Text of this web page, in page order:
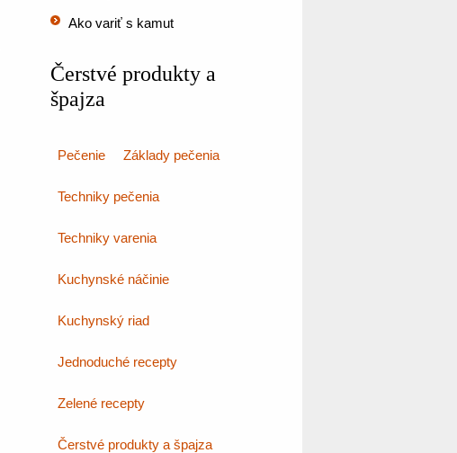
Ako variť s kamut
Čerstvé produkty a
špajza
Pečenie Základy pečenia
Techniky pečenia
Techniky varenia
Kuchynské náčinie
Kuchynský riad
Jednoduché recepty
Zelené recepty
Čerstvé produkty a špajza